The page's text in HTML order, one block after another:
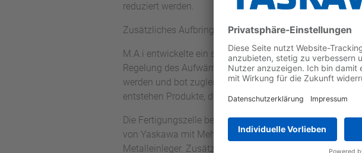
reduziert werden.
Zusätzliches Aufbringen einer Dekorfolie (KURZ, 0,5mm)
M.A.i entwickelte ein sogenanntes Hot-Handling, ein
Regelung des Aufwärmprozesses der UD-Tapes bis
werden und bot zugleich eine schonendere und
entstehen Produkte, die z.B. auch im Fahrzeuginneren
Die Fertigungszelle bestand aus einer
von Yaskawa mit Mehrfach-Greifersystem und Hot-
Metalleinleger. Zusätzlich war eine Heiz- und